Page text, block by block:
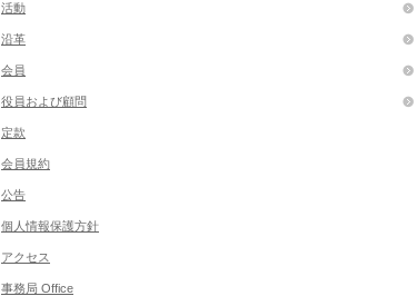
活動
沿革
会員
役員および顧問
定款
会員規約
公告
個人情報保護方針
アクセス
事務局 Office